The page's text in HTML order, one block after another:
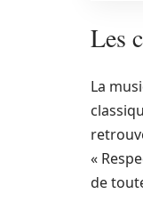
Les
La
«
de